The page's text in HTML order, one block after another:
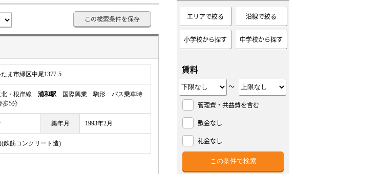
駐車場を探す お気に入り一覧 物件閲覧履歴
る質問 不動産用語・賃貸用語集
空室対策 業界ニュース
よくある質問 マンションVS戸建て 賃貸vs持ち家
相続 仲介手数料について
必要な書類 売却の流れ 高く売るポイント
解約フォーム
お客様の声 街紹介 お問い合わせ 来店予約
本方針
この検索条件を保存
ま市緑区中尾1377-5
北・根岸線 浦和駅 国際興業 駒形 バス乗車時
5分
築年月 1993年2月
(鉄筋コンクリート造)
エリアで絞る 沿線で絞る
小学校から探す 中学校から探す
賃料
～
管理費・共益費を含む
敷金なし
礼金なし